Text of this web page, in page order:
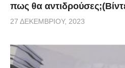
πως θα
27 ΔΕΚΕΜΒΡΊΟΥ, 2023